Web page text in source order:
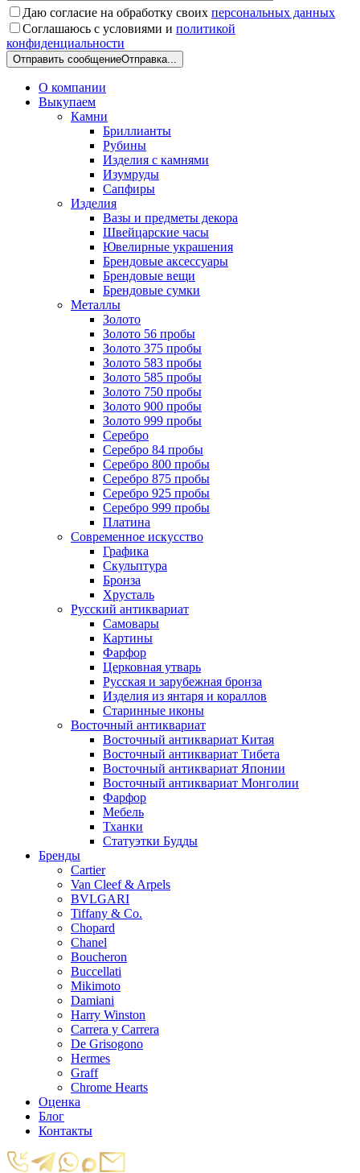
Даю согласие на обработку своих персональных данных
Соглашаюсь с условиями и политикой
конфиденциальности
Отправить сообщениеОтправка...
О компании
Выкупаем
Камни
Бриллианты
Рубины
Изделия с камнями
Изумруды
Сапфиры
Изделия
Вазы и предметы декора
Швейцарские часы
Ювелирные украшения
Брендовые аксессуары
Брендовые вещи
Брендовые сумки
Металлы
Золото
Золото 56 пробы
Золото 375 пробы
Золото 583 пробы
Золото 585 пробы
Золото 750 пробы
Золото 900 пробы
Золото 999 пробы
Серебро
Серебро 84 пробы
Серебро 800 пробы
Серебро 875 пробы
Серебро 925 пробы
Серебро 999 пробы
Платина
Современное искусство
Графика
Скульптура
Бронза
Хрусталь
Русский антиквариат
Самовары
Картины
Фарфор
Церковная утварь
Русская и зарубежная бронза
Изделия из янтаря и кораллов
Старинные иконы
Восточный антиквариат
Восточный антиквариат Китая
Восточный антиквариат Тибета
Восточный антиквариат Японии
Восточный антиквариат Монголии
Фарфор
Мебель
Тханки
Статуэтки Будды
Бренды
Cartier
Van Cleef & Arpels
BVLGARI
Tiffany & Co.
Chopard
Chanel
Boucheron
Buccellati
Mikimoto
Damiani
Harry Winston
Carrera y Carrera
De Grisogono
Hermes
Graff
Chrome Hearts
Оценка
Блог
Контакты